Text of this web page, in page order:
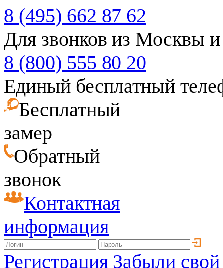
8 (495) 662 87 62
Для звонков из Москвы
8 (800) 555 80 20
Единый бесплатный
Бесплатный
замер
Обратный
звонок
Контактная
информация
Регистрация Забыли